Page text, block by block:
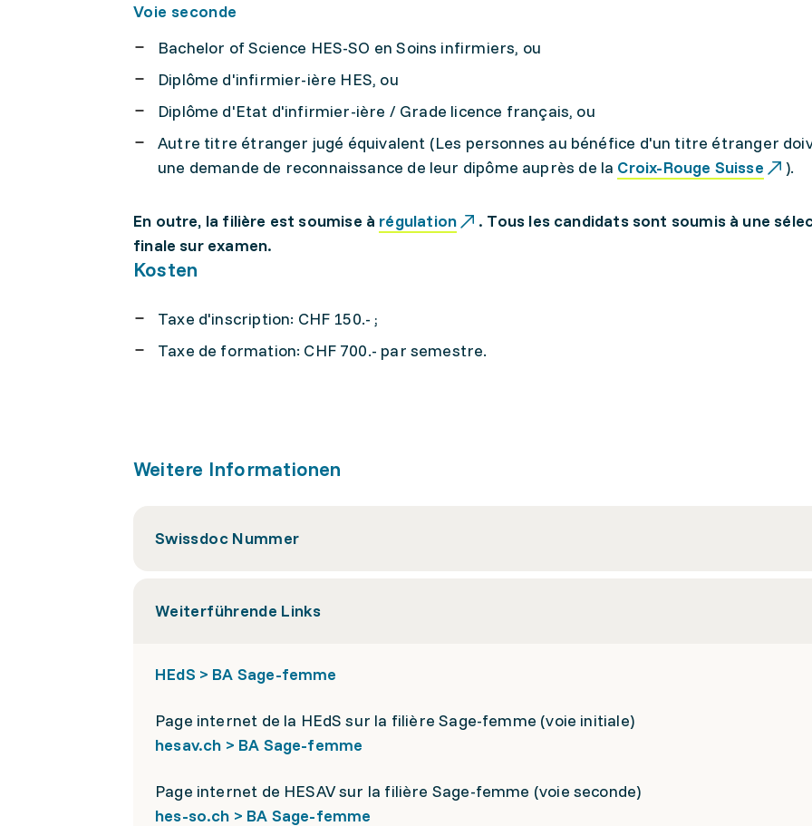
Voie seconde
Bachelor of Science HES-SO en Soins infirmiers, ou
Diplôme d'infirmier-ière HES, ou
Diplôme d'Etat d'infirmier-ière / Grade licence français, ou
Autre titre étranger jugé équivalent (Les personnes au bénéfice d'un titre étranger
une demande de reconnaissance de leur dipôme auprès de la Croix-Rouge Suisse ).
En outre, la filière est soumise à régulation
. Tous les candidats sont soumis à une
finale sur examen.
Kosten
Taxe d'inscription: CHF 150.- ;
Taxe de formation: CHF 700.- par semestre.
Weitere Informationen
Swissdoc Nummer
Weiterführende Links
HEdS > BA Sage-femme
Page internet de la HEdS sur la filière Sage-femme (voie initiale)
hesav.ch > BA Sage-femme
Page internet de HESAV sur la filière Sage-femme (voie seconde)
hes-so.ch > BA Sage-femme